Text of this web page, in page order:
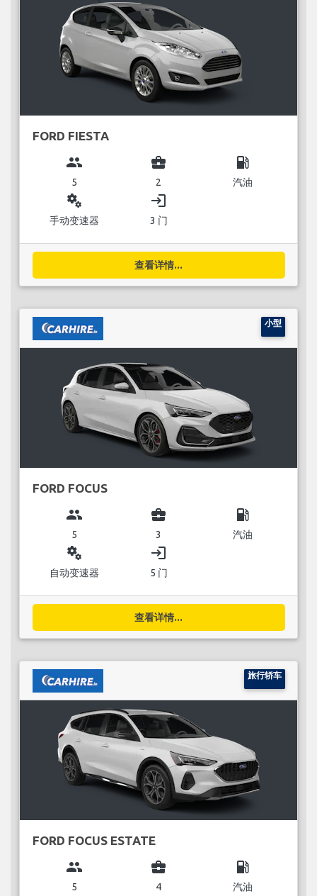
FORD FIESTA
group
5
business_center
2
local_gas_station
汽油
miscellaneous_services
手动变速器
login
3 门
查看详情...
小型
FORD FOCUS
group
5
business_center
3
local_gas_station
汽油
miscellaneous_services
自动变速器
login
5 门
查看详情...
旅行轿车
FORD FOCUS ESTATE
group
5
business_center
4
local_gas_station
汽油